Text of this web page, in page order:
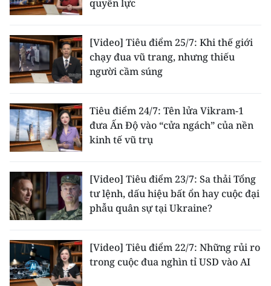
quyền lực
[Video] Tiêu điểm 25/7: Khi thế giới
chạy đua vũ trang, nhưng thiếu
người cầm súng
Tiêu điểm 24/7: Tên lửa Vikram-1
đưa Ấn Độ vào “cửa ngách” của nền
kinh tế vũ trụ
[Video] Tiêu điểm 23/7: Sa thải Tổng
tư lệnh, dấu hiệu bất ổn hay cuộc đại
phẫu quân sự tại Ukraine?
[Video] Tiêu điểm 22/7: Những rủi ro
trong cuộc đua nghìn tỉ USD vào AI